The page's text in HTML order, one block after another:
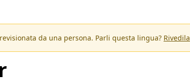
da una persona. Parli questa lingua? Rivedila